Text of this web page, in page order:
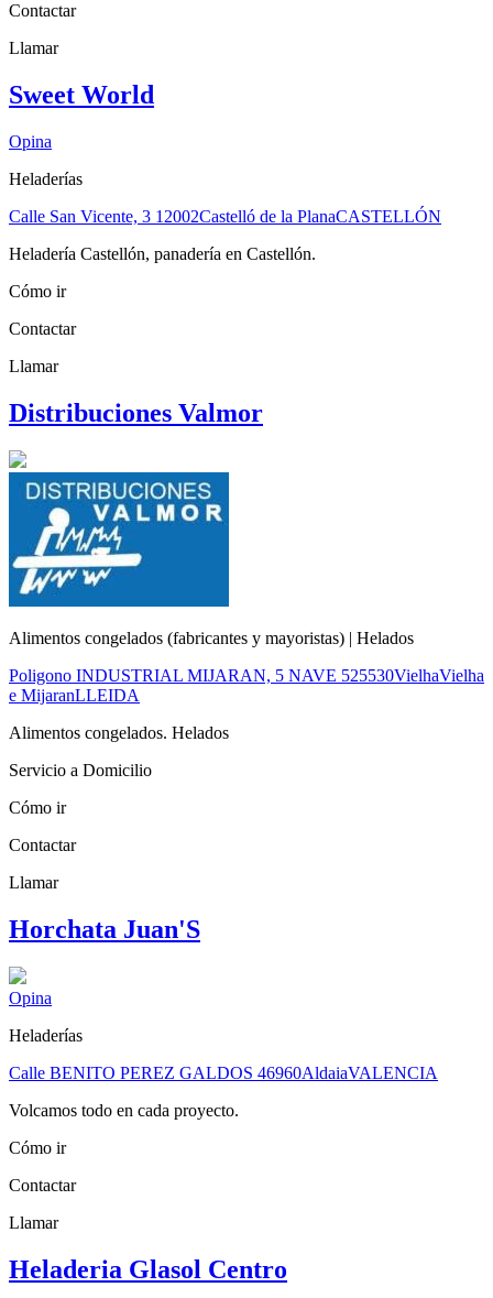
Contactar
Llamar
Sweet World
Opina
Heladerías
Calle San Vicente, 3 12002Castelló de la PlanaCASTELLÓN
Heladería Castellón, panadería en Castellón.
Cómo ir
Contactar
Llamar
Distribuciones Valmor
Alimentos congelados (fabricantes y mayoristas) | Helados
Poligono INDUSTRIAL MIJARAN, 5 NAVE 525530VielhaVielha
e MijaranLLEIDA
Alimentos congelados. Helados
Servicio a Domicilio
Cómo ir
Contactar
Llamar
Horchata Juan'S
Opina
Heladerías
Calle BENITO PEREZ GALDOS 46960AldaiaVALENCIA
Volcamos todo en cada proyecto.
Cómo ir
Contactar
Llamar
Heladeria Glasol Centro